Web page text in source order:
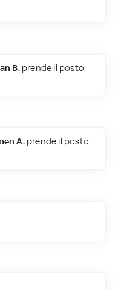
B.prende il posto
A.prende il posto